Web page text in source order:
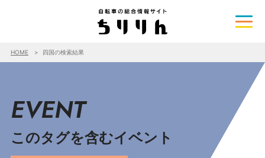
HOME 四国の検索結果
EVENT
このタグを含むイベント